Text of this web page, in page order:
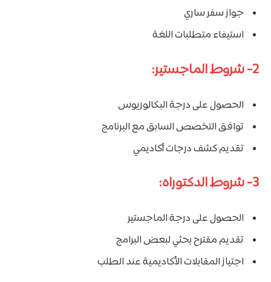
جواز سفر ساري
استيفاء متطلبات اللغة
2- شروط الماجستير:
الحصول على درجة البكالوريوس
توافق التخصص السابق مع البرنامج
تقديم كشف درجات أكاديمي
3- شروط الدكتوراه:
الحصول على درجة الماجستير
تقديم مقترح بحثي لبعض البرامج
اجتياز المقابلات الأكاديمية عند الطلب